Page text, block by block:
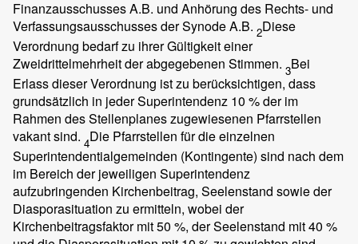
Finanzausschusses A.B. und Anhörung des Rechts- und
Verfassungsausschusses der Synode A.B. 2Diese
Verordnung bedarf zu ihrer Gültigkeit einer
Zweidrittelmehrheit der abgegebenen Stimmen. 3Bei
Erlass dieser Verordnung ist zu berücksichtigen, dass
grundsätzlich in jeder Superintendenz 10 % der im
Rahmen des Stellenplanes zugewiesenen Pfarrstellen
vakant sind. 4Die Pfarrstellen für die einzelnen
Superintendentialgemeinden (Kontingente) sind nach dem
im Bereich der jeweiligen Superintendenz
aufzubringenden Kirchenbeitrag, Seelenstand sowie der
Diasporasituation zu ermitteln, wobei der
Kirchenbeitragsfaktor mit 50 %, der Seelenstand mit 40 %